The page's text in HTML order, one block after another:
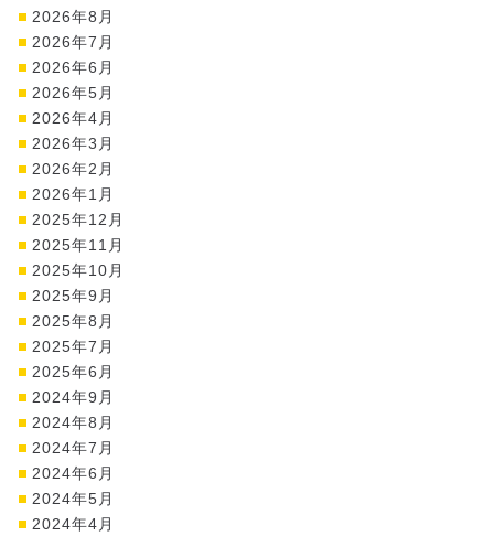
2026年8月
2026年7月
2026年6月
2026年5月
2026年4月
2026年3月
2026年2月
2026年1月
2025年12月
2025年11月
2025年10月
2025年9月
2025年8月
2025年7月
2025年6月
2024年9月
2024年8月
2024年7月
2024年6月
2024年5月
2024年4月